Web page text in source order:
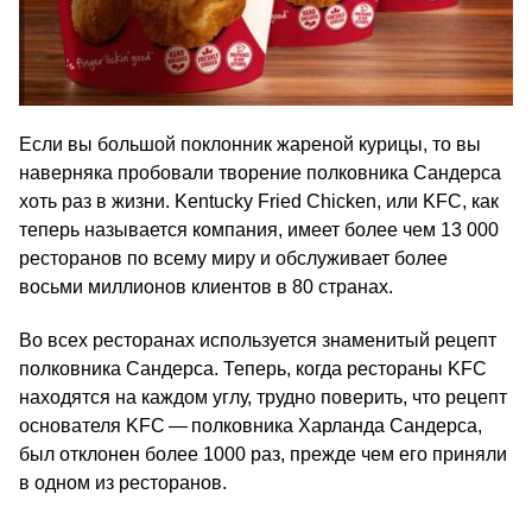
Если вы большой поклонник жареной курицы, то вы
наверняка пробовали творение полковника Сандерса
хоть раз в жизни. Kentucky Fried Chicken, или KFC, как
теперь называется компания, имеет более чем 13 000
ресторанов по всему миру и обслуживает более
восьми миллионов клиентов в 80 странах.
Во всех ресторанах используется знаменитый рецепт
полковника Сандерса. Теперь, когда рестораны KFC
находятся на каждом углу, трудно поверить, что рецепт
основателя KFC — полковника Харланда Сандерса,
был отклонен более 1000 раз, прежде чем его приняли
в одном из ресторанов.